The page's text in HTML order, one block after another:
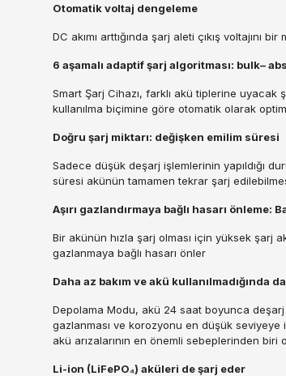
Otomatik voltaj dengeleme
DC akımı arttığında şarj aleti çıkış voltajını
6 aşamalı adaptif şarj algoritması: bulk–
Smart Şarj Cihazı, farklı akü tiplerine
kullanılma biçimine göre otomatik olarak
Doğru şarj miktarı: değişken emilim süresi
Sadece düşük deşarj işlemlerinin yapıldığı
süresi akünün tamamen tekrar şarj
Aşırı gazlandırmaya bağlı hasarı önleme:
Bir akünün hızla şarj olması için yüksek şarj
gazlanmaya bağlı hasarı önler
Daha az bakım ve akü kullanılmadığında
Depolama Modu, akü 24 saat boyunca
gazlanması ve korozyonu en düşük seviyeye
akü arızalarının en önemli sebeplerinden biri
Li-ion (LiFePO₄) aküleri de şarj eder